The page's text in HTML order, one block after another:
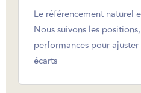
Le référencement naturel
Nous suivons les
performances pour
écarts